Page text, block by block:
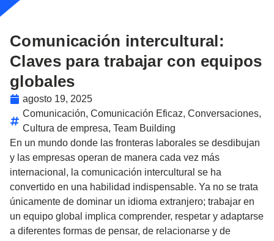
Comunicación intercultural:
Claves para trabajar con equipos
globales
agosto 19, 2025
Comunicación, Comunicación Eficaz, Conversaciones,
Cultura de empresa, Team Building
En un mundo donde las fronteras laborales se desdibujan
y las empresas operan de manera cada vez más
internacional, la comunicación intercultural se ha
convertido en una habilidad indispensable. Ya no se trata
únicamente de dominar un idioma extranjero; trabajar en
un equipo global implica comprender, respetar y adaptarse
a diferentes formas de pensar, de relacionarse y de